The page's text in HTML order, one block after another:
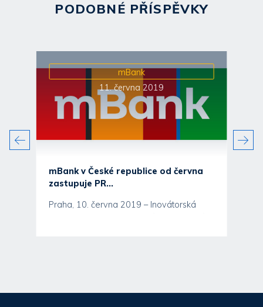
PODOBNÉ PŘÍSPĚVKY
mBank
11. června 2019
mBank v České republice od června
zastupuje PR...
Praha, 10. června 2019 – Inovátorská